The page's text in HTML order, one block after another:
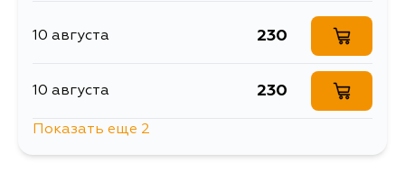
10 августа 230
10 августа 230
Показать еще 2